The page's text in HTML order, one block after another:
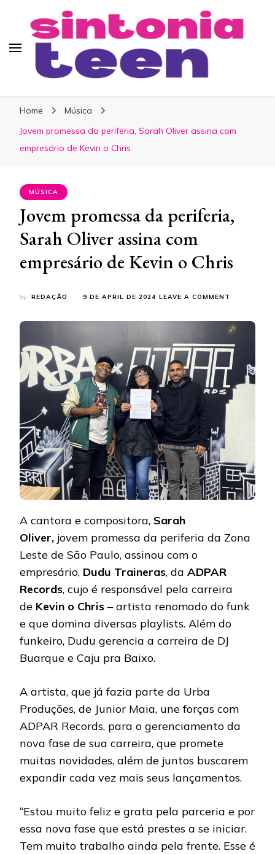
Home
Música
Jovem promessa da periferia, Sarah Oliver assina com
empresário de Kevin o Chris
MÚSICA
Jovem promessa da periferia,
Sarah Oliver assina com
empresário de Kevin o Chris
by REDAÇÃO 9 DE APRIL DE 2024 LEAVE A COMMENT
DA
SARAH
OLIVER
ASSINA
COM
A cantora e compositora, Sarah
Oliver, jovem promessa da periferia da Zona
Leste de São Paulo, assinou com o
empresário, Dudu Traineras, da ADPAR
Records, cujo é responsável pela carreira
de Kevin o Chris – artista renomado do funk
e que domina diversas playlists. Além do
funkeiro, Dudu gerencia a carreira de DJ
Buarque e Caju pra Baixo.
A artista, que já fazia parte da Urba
Produções, de Junior Maia, une forças com
ADPAR Records, para o gerenciamento da
nova fase de sua carreira, que promete
muitas novidades, além de juntos buscarem
expandir cada vez mais seus lançamentos.
“Estou muito feliz e grata pela parceria e por
essa nova fase que está prestes a se iniciar.
Tem muito trabalho ainda pela frente. Esse é